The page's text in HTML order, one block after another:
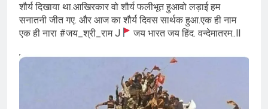
शौर्य दिखाया था.आखिरकार वो शौर्य फलीभूत हुआवो लड़ाई हम
सनातनी जीत गए. और आज का शौर्य दिवस सार्थक हुआ.एक ही नाम
एक ही नारा #जय_श्री_राम‌‌ J
जय भारत जय हिंद. वन्देमातरम..ll